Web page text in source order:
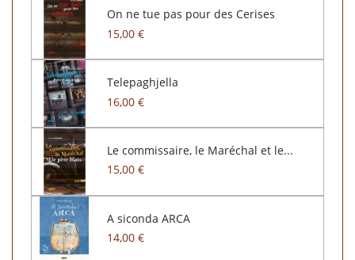
On ne tue pas pour des Cerises
15,00 €
Telepaghjella
16,00 €
Le commissaire, le Maréchal et le...
15,00 €
A siconda ARCA
14,00 €